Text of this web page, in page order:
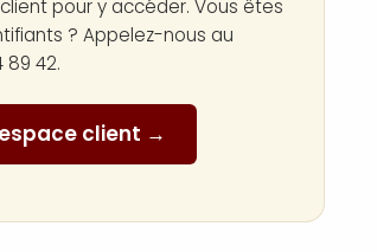
pour y accéder. Vous êtes
? Appelez-nous au
89 42.
client →